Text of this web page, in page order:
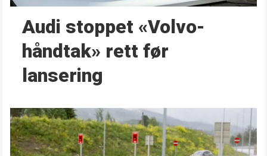
Audi stoppet «Volvo-
håndtak» rett før
lansering